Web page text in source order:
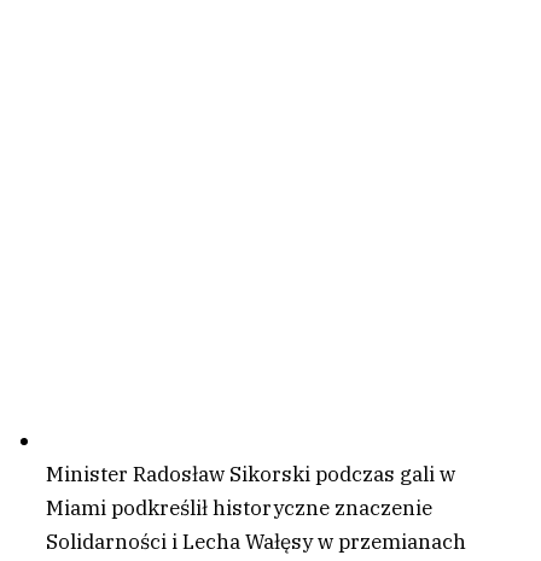
Minister Radosław Sikorski podczas gali w
Miami podkreślił historyczne znaczenie
Solidarności i Lecha Wałęsy w przemianach